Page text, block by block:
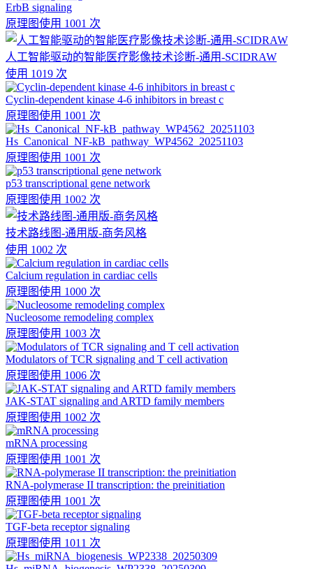
ErbB signaling
原理图使用 1001 次
人工智能驱动的智能医疗影像技术诊断-通用-SCIDRAW
使用 1019 次
Cyclin-dependent kinase 4-6 inhibitors in breast c
原理图使用 1001 次
Hs_Canonical_NF-kB_pathway_WP4562_20251103
原理图使用 1001 次
p53 transcriptional gene network
原理图使用 1002 次
技术路线图-通用版-商务风格
使用 1002 次
Calcium regulation in cardiac cells
原理图使用 1000 次
Nucleosome remodeling complex
原理图使用 1003 次
Modulators of TCR signaling and T cell activation
原理图使用 1006 次
JAK-STAT signaling and ARTD family members
原理图使用 1002 次
mRNA processing
原理图使用 1001 次
RNA-polymerase II transcription: the preinitiation
原理图使用 1001 次
TGF-beta receptor signaling
原理图使用 1011 次